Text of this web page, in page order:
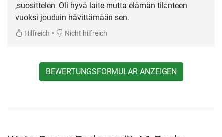
,suosittelen. Oli hyvä laite mutta elämän tilanteen
vuoksi jouduin hävittämään sen.
Hilfreich • Nicht hilfreich
BEWERTUNGSFORMULAR ANZEIGEN